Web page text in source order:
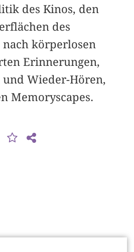
des Kinos, den
des
nach körperlosen
Erinnerungen,
und Wieder-Hören,
Memoryscapes.